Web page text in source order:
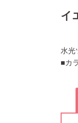
イ
水光
■カ